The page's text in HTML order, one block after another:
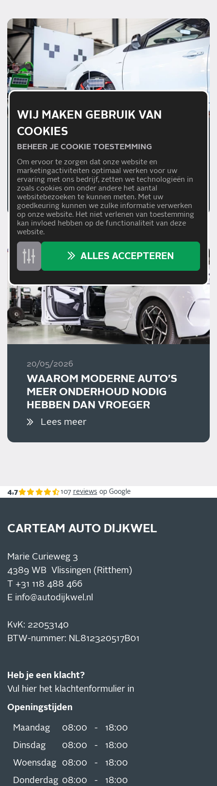
01/07/2026
WAAROM EEN JUISTE
AFSTELLING VAN
RIJHULPSYSTEMEN
BELANGRIJK IS
Lees meer
20/05/2026
WAAROM MODERNE AUTO'S
MEER ONDERHOUD NODIG
HEBBEN DAN VROEGER
Lees meer
4,7 107 reviews op Google
CARTEAM AUTO DIJKWEL
Marie Curieweg 3
4389 WB Vlissingen (Ritthem)
T +31 118 488 466
E info@autodijkwel.nl
KvK: 22053140
BTW-nummer: NL812320517B01
Heb je een klacht?
Vul hier het klachtenformulier in
Openingstijden
Maandag 08:00 -
18:00
Dinsdag
08:00 -
18:00
Woensdag
08:00 -
18:00
Donderdag 08:00 - 18:00
WIJ MAKEN GEBRUIK VAN
COOKIES
BEHEER JE COOKIE TOESTEMMING
Om ervoor te zorgen dat onze website en
marketingactiviteiten optimaal werken voor uw
ervaring met ons bedrijf, zetten we technologieën in
zoals cookies om onder andere het aantal
websitebezoeken te kunnen meten. Met uw
goedkeuring kunnen we zulke informatie verwerken
op onze website. Het niet verlenen van toestemming
kan invloed hebben op de functionaliteit van deze
website.
ALLES ACCEPTEREN